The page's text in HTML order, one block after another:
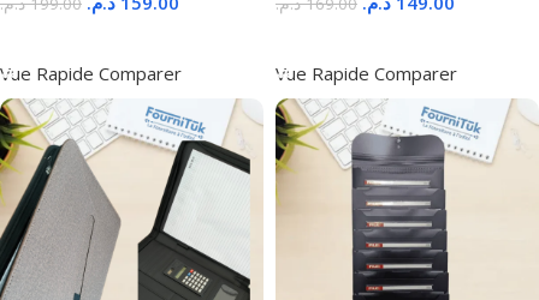
Vue Rapide Comparer Vue Rapide Comparer